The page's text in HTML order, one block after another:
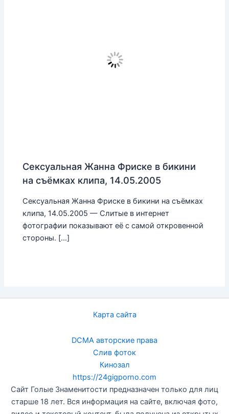
Сексуальная Жанна Фриске в бикини
на съёмках клипа, 14.05.2005
Сексуальная Жанна Фриске в бикини на съёмках
клипа, 14.05.2005 — Слитые в интернет
фотографии показывают её с самой откровенной
стороны. […]
Карта сайта
DCMA авторские права
Слив фоток
Кинозал
https://24gigporno.com
Сайт Голые Знаменитости предназначен только для лиц
старше 18 лет. Вся информация на сайте, включая фото,